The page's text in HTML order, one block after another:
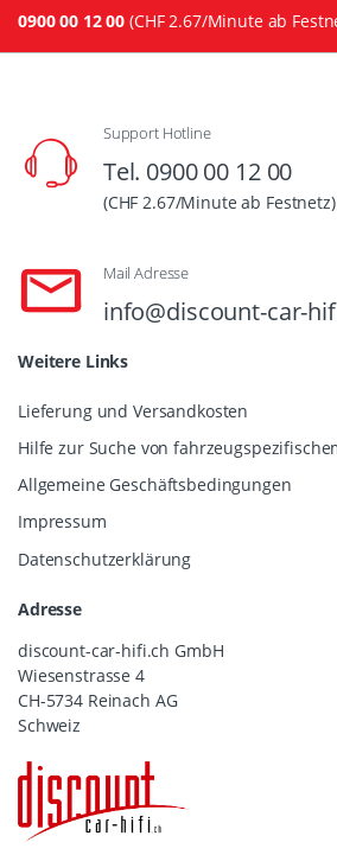
0900 00 12 00 (CHF 2.67/Minute ab
Support Hotline
Tel. 0900 00 12 00
(CHF 2.67/Minute ab Festnetz)
Mail Adresse
info@discount-car-
Weitere Links
Lieferung und Versandkosten
Hilfe zur Suche von
Allgemeine Geschäftsbedingungen
Impressum
Datenschutzerklärung
Adresse
discount-car-hifi.ch GmbH
Wiesenstrasse 4
CH-5734 Reinach AG
Schweiz